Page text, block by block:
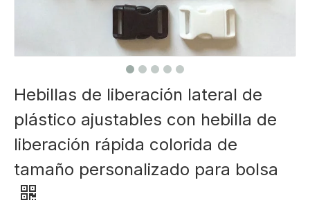
Hebillas de liberación lateral de
plástico ajustables con hebilla de
liberación rápida colorida de
tamaño personalizado para bolsa